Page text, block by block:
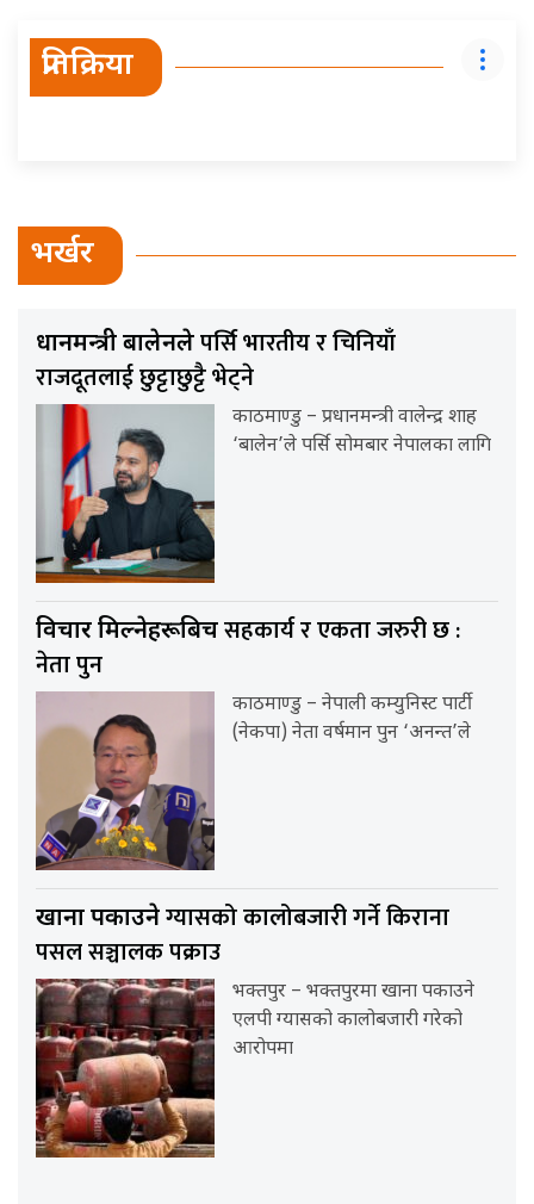
प्रतिक्रिया
भर्खर
प्रधानमन्त्री बालेनलेपर्सि भारतीय र चिनियाँ
राजदूतलाई छुट्टाछुट्टै भेट्ने
काठमाण्डु – प्रधानमन्त्री वालेन्द्र शाह
‘बालेन’ले पर्सि सोमबार नेपालका लागि
विचार मिल्नेहरूबिचसहकार्य र एकता जरुरी छ :
नेता पुन
काठमाण्डु – नेपाली कम्युनिस्ट पार्टी
(नेकपा) नेता वर्षमान पुन ‘अनन्त’ले
खाना पकाउनेग्यासको कालोबजारी गर्ने किराना
पसल सञ्चालक पक्राउ
भक्तपुर – भक्तपुरमा खाना पकाउने
एलपी ग्यासको कालोबजारी गरेको
आरोपमा